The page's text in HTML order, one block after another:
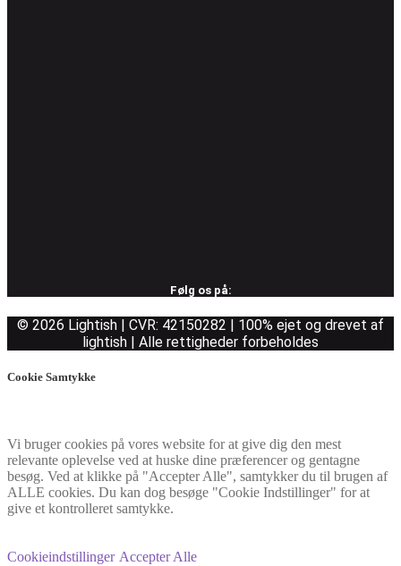
Følg os på:
© 2026 Lightish | CVR: 42150282 | 100% ejet og drevet af
lightish | Alle rettigheder forbeholdes
Cookie Samtykke
Vi bruger cookies på vores website for at give dig den mest
relevante oplevelse ved at huske dine præferencer og gentagne
besøg. Ved at klikke på "Accepter Alle", samtykker du til brugen af
ALLE cookies. Du kan dog besøge "Cookie Indstillinger" for at
give et kontrolleret samtykke.
Cookieindstillinger Accepter Alle